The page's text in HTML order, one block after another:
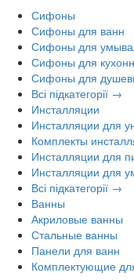
Сифоны
Сифоны для ванн
Сифоны для
Сифоны для
Сифоны для
Всі підкатегорії →
Инсталляции
Инсталляции для
Комплекты
Инсталляции для
Инсталляции для
Всі підкатегорії →
Ванны
Акриловые ванны
Стальные ванны
Панели для ванн
Комплектующие